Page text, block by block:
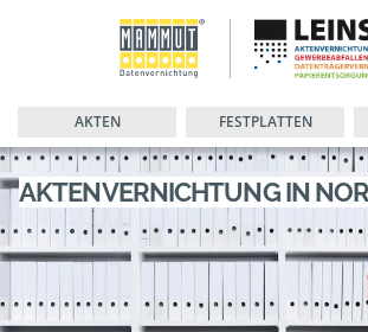
AKTEN FESTPLATTEN
AKTENVERNICHTUNG IN